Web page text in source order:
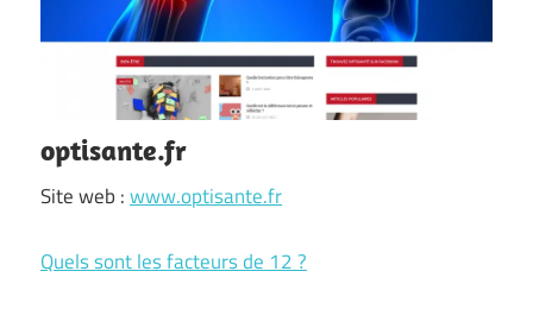
optisante.fr
Site web :www.optisante.fr
Quels sont les facteurs de 12 ?